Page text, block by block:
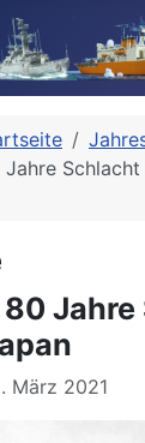
März 2021